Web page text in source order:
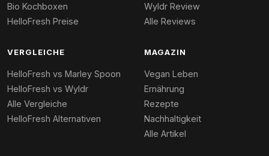
Bio Kochboxen
HelloFresh Preise
Wyldr Review
Alle Reviews
VERGLEICHE
HelloFresh vs Marley Spoon
HelloFresh vs Wyldr
Alle Vergleiche
HelloFresh Alternativen
MAGAZIN
Vegan Leben
Ernährung
Rezepte
Nachhaltigkeit
Alle Artikel